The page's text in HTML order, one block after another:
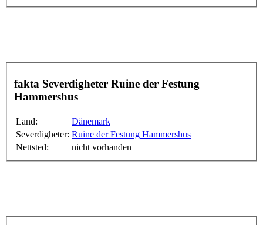
fakta Severdigheter Ruine der Festung
Hammershus
Land:
Dänemark
Severdigheter: Ruine der Festung Hammershus
Nettsted:
nicht vorhanden